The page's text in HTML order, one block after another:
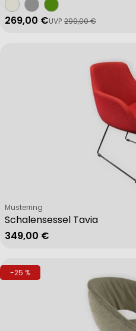
Verkaufspreis
269,00 €
Regulärer Preis
UVP 299,00 €
Schalensessel Tavia
Verkäufer:
Musterring
Regulärer Preis
349,00 €
-25 %